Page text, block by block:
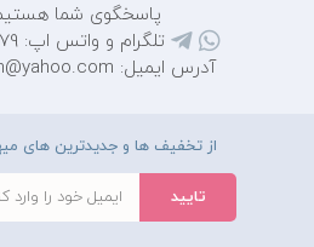
پاسخگوی شما
تلگرام و واتس اپ: 09128509979
آدرس ایمیل: mihantarh@yahoo.com
از تخفیف ها و جدیدترین های